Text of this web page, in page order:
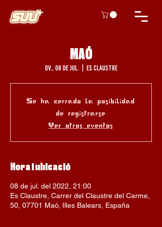
MAÓ
dv., 08 de jul.
  |
Es Claustre
Se ha cerrado la posibilidad
de registrarse
Ver otros eventos
Hora i ubicació
08 de jul. del 2022, 21:00
Es Claustre, Carrer del Claustre del Carme,
50, 07701 Maó, Illes Balears, España